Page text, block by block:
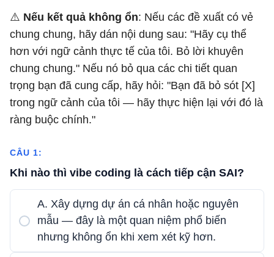
⚠️ Nếu kết quả không ổn: Nếu các đề xuất có vẻ
chung chung, hãy dán nội dung sau: "Hãy cụ thể
hơn với ngữ cảnh thực tế của tôi. Bỏ lời khuyên
chung chung." Nếu nó bỏ qua các chi tiết quan
trọng bạn đã cung cấp, hãy hỏi: "Bạn đã bỏ sót [X]
trong ngữ cảnh của tôi — hãy thực hiện lại với đó là
ràng buộc chính."
CÂU 1:
Khi nào thì vibe coding là cách tiếp cận SAI?
A. Xây dựng dự án cá nhân hoặc nguyên
mẫu — đây là một quan niệm phổ biến
nhưng không ổn khi xem xét kỹ hơn.